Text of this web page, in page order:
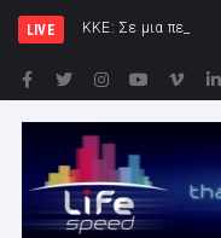
LIVE ΚΚΕ: Σε μια